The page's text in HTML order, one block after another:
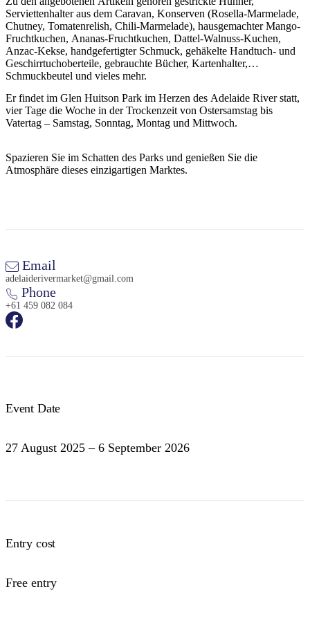
Sign
up
Serviettenhalter aus dem Caravan, Konserven (Rosella-Marmelade,
Chutney, Tomatenrelish, Chili-Marmelade), hausgemachter Mango-
Fruchtkuchen, Ananas-Fruchtkuchen, Dattel-Walnuss-Kuchen,
Anzac-Kekse, handgefertigter Schmuck, gehäkelte Handtuch- und
Geschirrtuchoberteile, gebrauchte Bücher, Kartenhalter,
Schmuckbeutel und vieles mehr.
Er findet im Glen Huitson Park im Herzen des Adelaide River statt,
vier Tage die Woche in der Trockenzeit von Ostersamstag bis
Vatertag – Samstag, Sonntag, Montag und Mittwoch.
Spazieren Sie im Schatten des Parks und genießen Sie die
Atmosphäre dieses einzigartigen Marktes.
Email
adelaiderivermarket@gmail.com
Phone
+61 459 082 084
Event Date
27 August 2025 – 6 September 2026
Entry cost
Free entry